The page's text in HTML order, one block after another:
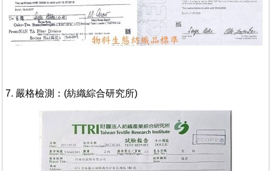
7. 嚴格檢測：(紡織綜合研究所)